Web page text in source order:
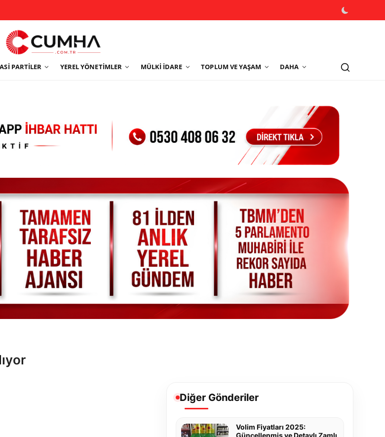
PARTILER YEREL YÖNETIMLER MÜLKI İDARE TOPLUM VE YAŞAM DAHA
Diğer Gönderiler
Volim Fiyatları 2025: